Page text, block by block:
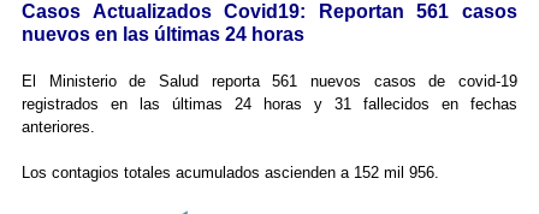
Casos Actualizados Covid19: Reportan 561 casos
nuevos en las últimas 24 horas
El Ministerio de Salud reporta 561 nuevos casos de covid-19
registrados en las últimas 24 horas y 31 fallecidos en fechas
anteriores.
Los contagios totales acumulados ascienden a 152 mil 956.